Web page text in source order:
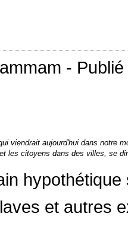
-
viendrait aujourd'hui dans notre
les citoyens dans des villes, se
et autres